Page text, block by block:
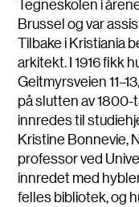
Tegneskolen i
Brussel og var
Tilbake i Kristiania
arkitekt. I 1916 fikk
Geitmyrsveien
på slutten av
innredes til
Kristine Bonnevie,
professor ved
innredet med
felles bibliotek, og